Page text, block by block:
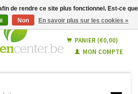
Français
PANIER (€0,00)
MON COMPTE
de rendre ce site plus fonctionnel. Est-ce que
Non En savoir plus sur les cookies »